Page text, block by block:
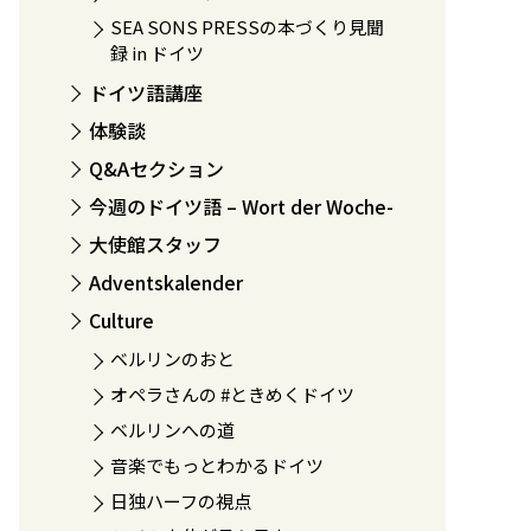
SEA SONS PRESSの本づくり見聞
録 in ドイツ
ドイツ語講座
体験談
Q&Aセクション
今週のドイツ語 – Wort der Woche-
大使館スタッフ
Adventskalender
Culture
ベルリンのおと
オペラさんの #ときめくドイツ
ベルリンへの道
音楽でもっとわかるドイツ
日独ハーフの視点